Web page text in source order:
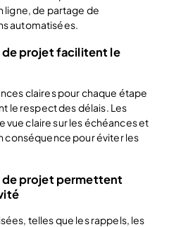
ligne, de partage de
automatisées.
de projet facilitent le
claires pour chaque étape
le respect des délais. Les
vue claire sur les échéances et
conséquence pour éviter les
de projet permettent
telles que les rappels, les